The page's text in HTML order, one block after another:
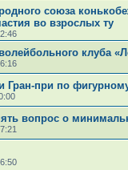
союза
во взрослых ту
клуба
Гран-при по
вопрос о